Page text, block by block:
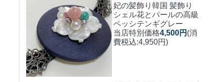
妃の髪飾り 韓国 髪飾り
シェル花とパールの高級
ペッシテンギグレー
当店特別価格4,500円 (消
費税込:4,950円)